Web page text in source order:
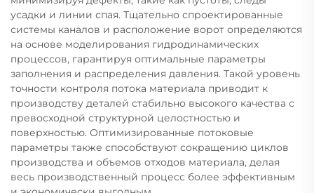
усадки и линии спая. Тщательно спроектированные
системы каналов и расположение ворот определяются
на основе моделирования гидродинамических
процессов, гарантируя оптимальные параметры
заполнения и распределения давления. Такой уровень
точности контроля потока материала приводит к
производству деталей стабильно высокого качества с
превосходной структурной целостностью и
поверхностью. Оптимизированные потоковые
параметры также способствуют сокращению циклов
производства и объемов отходов материала, делая
весь производственный процесс более эффективным